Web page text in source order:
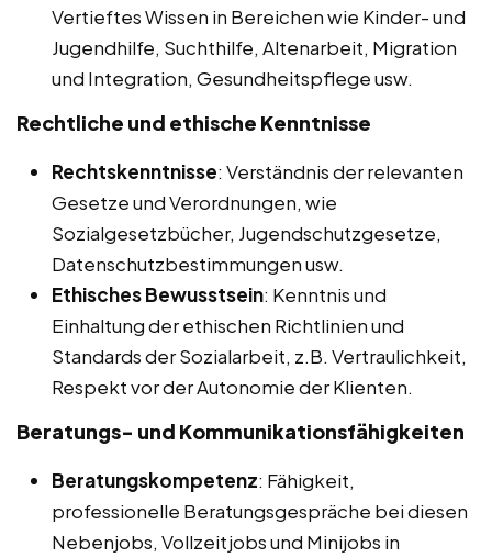
Vertieftes Wissen in Bereichen wie Kinder- und
Jugendhilfe, Suchthilfe, Altenarbeit, Migration
und Integration, Gesundheitspflege usw.
Rechtliche und ethische Kenntnisse
Rechtskenntnisse: Verständnis der relevanten
Gesetze und Verordnungen, wie
Sozialgesetzbücher, Jugendschutzgesetze,
Datenschutzbestimmungen usw.
Ethisches Bewusstsein: Kenntnis und
Einhaltung der ethischen Richtlinien und
Standards der Sozialarbeit, z.B. Vertraulichkeit,
Respekt vor der Autonomie der Klienten.
Beratungs- und Kommunikationsfähigkeiten
Beratungskompetenz: Fähigkeit,
professionelle Beratungsgespräche bei diesen
Nebenjobs, Vollzeitjobs und Minijobs in